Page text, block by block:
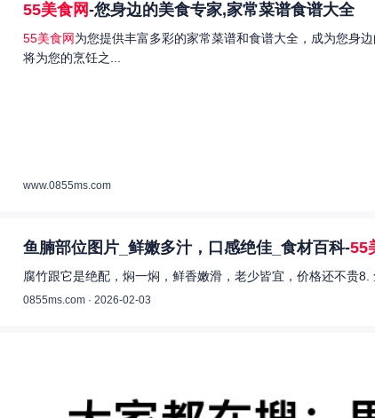
55美食网-您身边的美食专家,家常菜谱食谱大全
55美食网为您提供丰富多彩的家常菜谱和食谱大全，成为您身边
将为您的烹饪之...
www.0855ms.com
鱼腩部位图片_鲜嫩多汁，口感绝佳_食材百科-55
腐竹跟它是绝配，焖一焖，鲜香嫩滑，老少皆宜，价格还不贵
0855ms.com · 2026-02-03